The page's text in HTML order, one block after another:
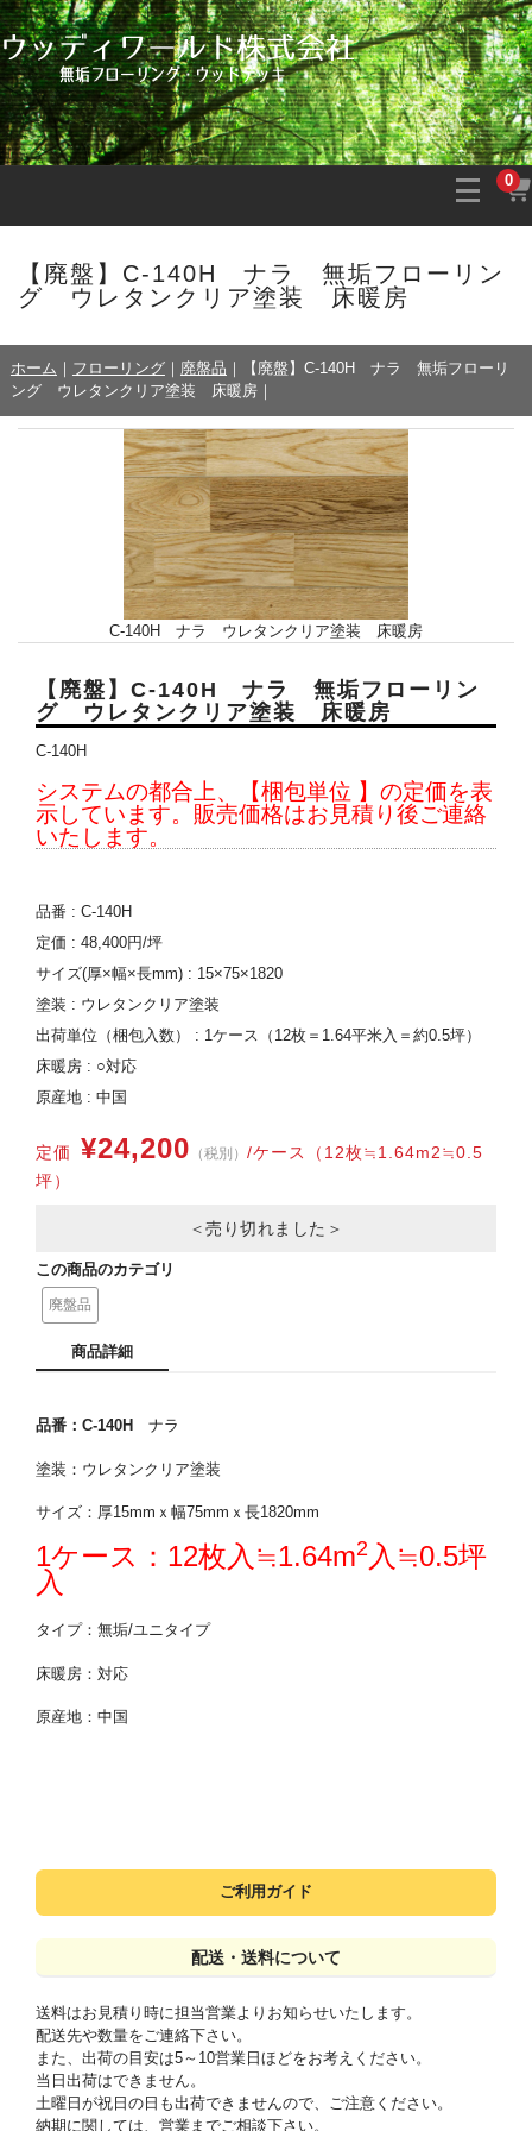
0
【廃盤】C-140H ナラ 無垢フローリン
グ ウレタンクリア塗装 床暖房
ホーム ｜ フローリング｜ 廃盤品 ｜
【廃盤】C-140H ナラ 無垢フローリ
ング ウレタンクリア塗装 床暖房｜
C-140H ナラ ウレタンクリア塗装 床暖房
【廃盤】C-140H ナラ 無垢フローリン
グ ウレタンクリア塗装 床暖房
C-140H
システムの都合上、【梱包単位 】の定価を表
示しています。販売価格はお見積り後ご連絡
いたします。
品番 : C-140H
定価 : 48,400円/坪
サイズ(厚×幅×長mm) : 15×75×1820
塗装 : ウレタンクリア塗装
出荷単位（梱包入数） : 1ケース（12枚＝1.64平米入＝約0.5坪）
床暖房 : ○対応
原産地 : 中国
定価 ¥24,200 （税別） /ケース（12枚≒1.64m2≒0.5
坪）
＜売り切れました＞
この商品のカテゴリ
廃盤品
商品詳細
品番：C-140H ナラ
塗装：ウレタンクリア塗装
サイズ：厚15mmｘ幅75mmｘ長1820mm
1ケース：12枚入≒1.64m2 入≒0.5坪
入
タイプ：無垢/ユニタイプ
床暖房： 対応
原産地：中国
ご利用ガイド
配送・送料について
送料はお見積り時に担当営業よりお知らせいたします。
配送先や数量をご連絡下さい。
また、出荷の目安は5～10営業日ほどをお考えください。
当日出荷はできません。
土曜日が祝日の日も出荷できませんので、ご注意ください。
納期に関しては、営業までご相談下さい。